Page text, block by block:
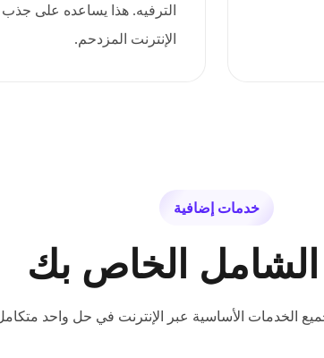
الترفيه. هذا يساعده على
الإنترنت المزدحم.
خدمات إضافية
الخاص بك
الخدمات الأساسية عبر الإنترنت في حل واحد